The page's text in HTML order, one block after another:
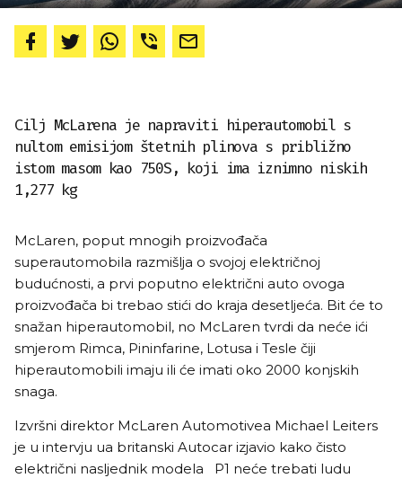
Cilj McLarena je napraviti hiperautomobil s
nultom emisijom štetnih plinova s ​​približno
istom masom kao 750S, koji ima iznimno niskih
1,277 kg
McLaren, poput mnogih proizvođača
superautomobila razmišlja o svojoj električnoj
budućnosti, a prvi poputno električni auto ovoga
proizvođača bi trebao stići do kraja desetljeća. Bit će to
snažan hiperautomobil, no McLaren tvrdi da neće ići
smjerom Rimca, Pininfarine, Lotusa i Tesle čiji
hiperautomobili imaju ili će imati oko 2000 konjskih
snaga.
Izvršni direktor McLaren Automotivea Michael Leiters
je u intervju ua britanski Autocar izjavio kako čisto
električni nasljednik modela P1 neće trebati ludu